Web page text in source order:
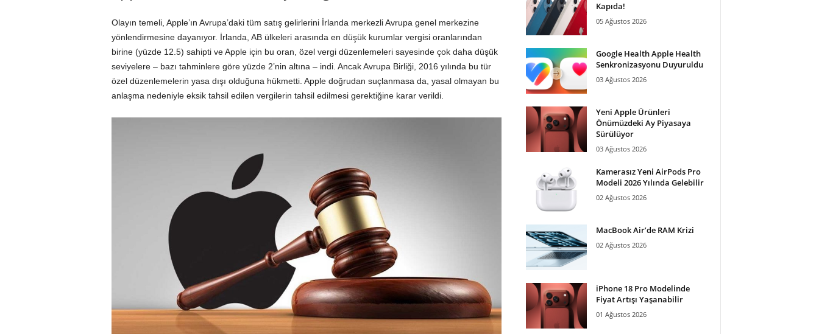
Olayın temeli, Apple’ın Avrupa’daki tüm satış gelirlerini İrlanda merkezli Avrupa genel merkezine
yönlendirmesine dayanıyor. İrlanda, AB ülkeleri arasında en düşük kurumlar vergisi oranlarından
birine (yüzde 12.5) sahipti ve Apple için bu oran, özel vergi düzenlemeleri sayesinde çok daha düşük
seviyelere – bazı tahminlere göre yüzde 2’nin altına – indi. Ancak Avrupa Birliği, 2016 yılında bu tür
özel düzenlemelerin yasa dışı olduğuna hükmetti. Apple doğrudan suçlanmasa da, yasal olmayan bu
anlaşma nedeniyle eksik tahsil edilen vergilerin tahsil edilmesi gerektiğine karar verildi.
Kapıda!
05 Ağustos 2026
Google Health Apple Health
Senkronizasyonu Duyuruldu
03 Ağustos 2026
Yeni Apple Ürünleri
Önümüzdeki Ay Piyasaya
Sürülüyor
03 Ağustos 2026
Kamerasız Yeni AirPods Pro
Modeli 2026 Yılında Gelebilir
02 Ağustos 2026
MacBook Air’de RAM Krizi
02 Ağustos 2026
iPhone 18 Pro Modelinde
Fiyat Artışı Yaşanabilir
01 Ağustos 2026